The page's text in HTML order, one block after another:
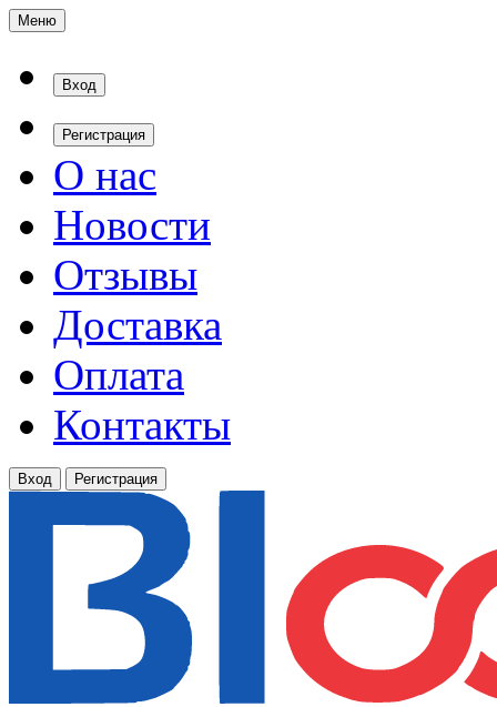
Меню
Вход
Регистрация
О нас
Новости
Отзывы
Доставка
Оплата
Контакты
Вход Регистрация